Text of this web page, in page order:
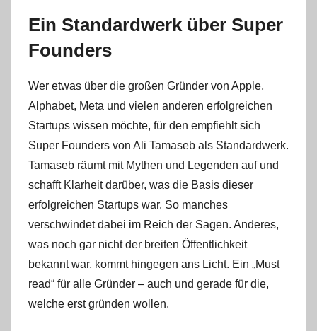
Ein Standardwerk über Super
Founders
Wer etwas über die großen Gründer von Apple,
Alphabet, Meta und vielen anderen erfolgreichen
Startups wissen möchte, für den empfiehlt sich
Super Founders von Ali Tamaseb als Standardwerk.
Tamaseb räumt mit Mythen und Legenden auf und
schafft Klarheit darüber, was die Basis dieser
erfolgreichen Startups war. So manches
verschwindet dabei im Reich der Sagen. Anderes,
was noch gar nicht der breiten Öffentlichkeit
bekannt war, kommt hingegen ans Licht. Ein „Must
read“ für alle Gründer – auch und gerade für die,
welche erst gründen wollen.